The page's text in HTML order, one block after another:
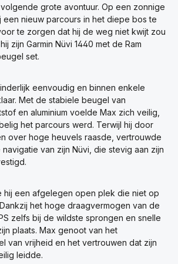
grote avontuur. Op een zonnige
nieuw parcours in het diepe bos te
te zorgen dat hij de weg niet kwijt zou
zijn Garmin Nüvi 1440 met de Ram
set.
eenvoudig en binnen enkele
Met de stabiele beugel van
en aluminium voelde Max zich veilig,
het parcours werd. Terwijl hij door
over hoge heuvels raasde, vertrouwde
van zijn Nüvi, die stevig aan zijn
hij een afgelegen open plek die niet op
het hoge draagvermogen van de
zelfs bij de wildste sprongen en snelle
plaats. Max genoot van het
van vrijheid en het vertrouwen dat zijn
leidde.